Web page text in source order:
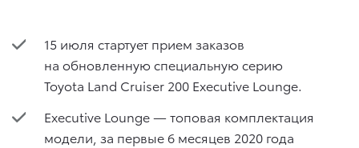
15 июля стартует прием заказов
на обновленную специальную серию
Toyota Land Cruiser 200 Executive Lounge.
Executive Lounge — топовая комплектация
модели, за первые 6 месяцев 2020 года